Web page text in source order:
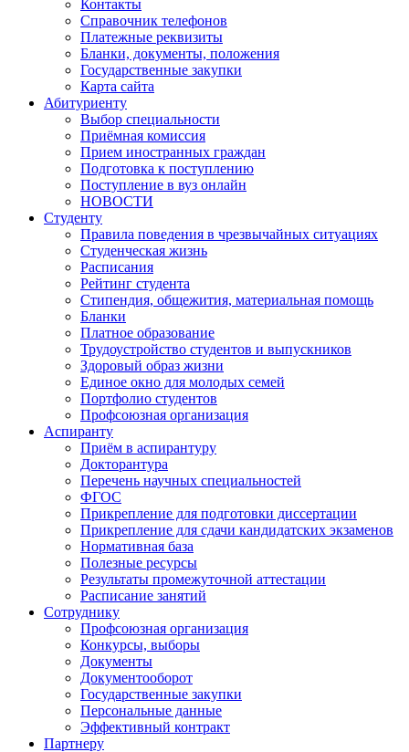
Контакты
Справочник телефонов
Платежные реквизиты
Бланки, документы, положения
Государственные закупки
Карта сайта
Абитуриенту
Выбор специальности
Приёмная комиссия
Прием иностранных граждан
Подготовка к поступлению
Поступление в вуз онлайн
НОВОСТИ
Студенту
Правила поведения в чрезвычайных ситуациях
Студенческая жизнь
Расписания
Рейтинг студента
Стипендия, общежития, материальная помощь
Бланки
Платное образование
Трудоустройство студентов и выпускников
Здоровый образ жизни
Единое окно для молодых семей
Портфолио студентов
Профсоюзная организация
Аспиранту
Приём в аспирантуру
Докторантура
Перечень научных специальностей
ФГОС
Прикрепление для подготовки диссертации
Прикрепление для сдачи кандидатских экзаменов
Нормативная база
Полезные ресурсы
Результаты промежуточной аттестации
Расписание занятий
Сотруднику
Профсоюзная организация
Конкурсы, выборы
Документы
Документооборот
Государственные закупки
Персональные данные
Эффективный контракт
Партнеру